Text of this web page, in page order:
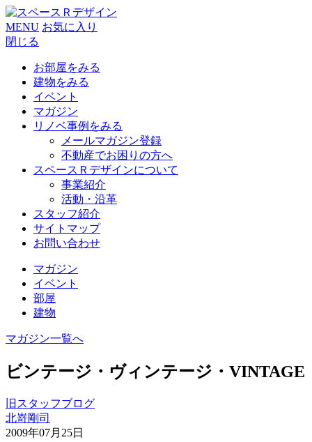
MENU お気に入り
閉じる
お部屋をみる
建物をみる
イベント
マガジン
リノベ事例をみる
メールマガジン登録
不動産でお困りの方へ
スペースＲデザインについて
事業紹介
活動・沿革
スタッフ紹介
サイトマップ
お問い合わせ
マガジン
イベント
部屋
建物
マガジン一覧へ
ビンテージ・ヴィンテージ・VINTAGE
旧スタッフブログ
北嵜剛司
2009年07月25日